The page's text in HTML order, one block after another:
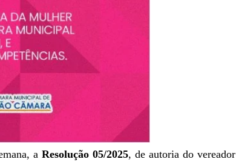
aResolução 05/2025, de autoria do vereador